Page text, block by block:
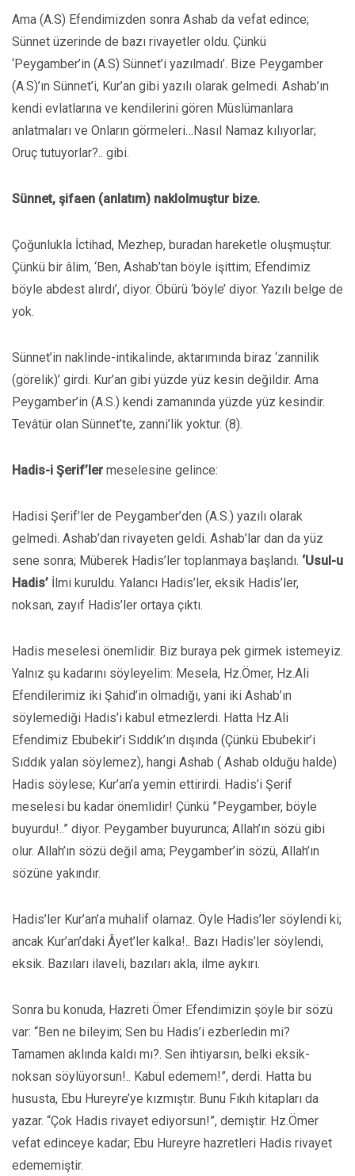
Ama (A.S) Efendimizden sonra Ashab da vefat edince;
Sünnet üzerinde de bazı rivayetler oldu. Çünkü
‘Peygamber’in (A.S) Sünnet’i yazılmadı’. Bize Peygamber
(A.S)’ın Sünnet’i, Kur’an gibi yazılı olarak gelmedi. Ashab’ın
kendi evlatlarına ve kendilerini gören Müslümanlara
anlatmaları ve Onların görmeleri…Nasıl Namaz kılıyorlar;
Oruç tutuyorlar?.. gibi.
Sünnet, şifaen (anlatım) naklolmuştur bize.
Çoğunlukla İctihad, Mezhep, buradan hareketle oluşmuştur.
Çünkü bir âlim, ‘Ben, Ashab’tan böyle işittim; Efendimiz
böyle abdest alırdı’, diyor. Öbürü ‘böyle’ diyor. Yazılı belge de
yok.
Sünnet’in naklinde-intikalinde, aktarımında biraz ‘zannilik
(görelik)’ girdi. Kur’an gibi yüzde yüz kesin değildir. Ama
Peygamber’in (A.S.) kendi zamanında yüzde yüz kesindir.
Tevâtür olan Sünnet’te, zanni’lik yoktur. (8).
Hadis-i Şerif’lermeselesine gelince:
Hadisi Şerif’ler de Peygamber’den (A.S.) yazılı olarak
gelmedi. Ashab’dan rivayeten geldi. Ashab’lar dan da yüz
sene sonra; Müberek Hadis’ler toplanmaya başlandı. ‘Usul-u
Hadis’ İlmi kuruldu. Yalancı Hadis’ler, eksik Hadis’ler,
noksan, zayıf Hadis’ler ortaya çıktı.
Hadis meselesi önemlidir. Biz buraya pek girmek istemeyiz.
Yalnız şu kadarını söyleyelim: Mesela, Hz.Ömer, Hz.Ali
Efendilerimiz iki Şahid’in olmadığı, yani iki Ashab’ın
söylemediği Hadis’i kabul etmezlerdi. Hatta Hz.Ali
Efendimiz Ebubekir’i Sıddık’ın dışında (Çünkü Ebubekir’i
Sıddık yalan söylemez), hangi Ashab ( Ashab olduğu halde)
Hadis söylese; Kur’an’a yemin ettirirdi. Hadis’i Şerif
meselesi bu kadar önemlidir! Çünkü ”Peygamber, böyle
buyurdu!..” diyor. Peygamber buyurunca; Allah’ın sözü gibi
olur. Allah’ın sözü değil ama; Peygamber’in sözü, Allah’ın
sözüne yakındır.
Hadis’ler Kur’an’a muhalif olamaz. Öyle Hadis’ler söylendi ki;
ancak Kur’an’daki Âyet’ler kalka!.. Bazı Hadis’ler söylendi,
eksik. Bazıları ilaveli, bazıları akla, ilme aykırı.
Sonra bu konuda, Hazreti Ömer Efendimizin şöyle bir sözü
var: “Ben ne bileyim; Sen bu Hadis’i ezberledin mi?
Tamamen aklında kaldı mı?. Sen ihtiyarsın, belki eksik-
noksan söylüyorsun!.. Kabul edemem!”, derdi. Hatta bu
hususta, Ebu Hureyre’ye kızmıştır. Bunu Fıkıh kitapları da
yazar. “Çok Hadis rivayet ediyorsun!”, demiştir. Hz.Ömer
vefat edinceye kadar; Ebu Hureyre hazretleri Hadis rivayet
edememiştir.